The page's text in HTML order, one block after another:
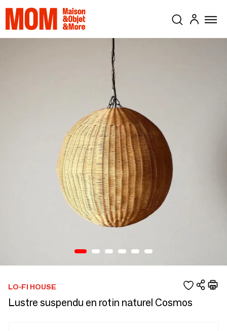
LO-FI HOUSE
Lustre suspendu en rotin naturel Cosmos